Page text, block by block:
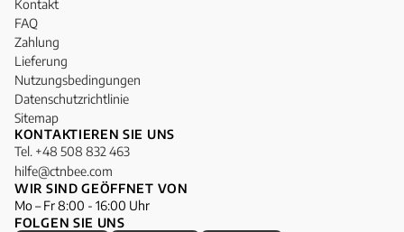
Kontakt
FAQ
Zahlung
Lieferung
Nutzungsbedingungen
Datenschutzrichtlinie
Sitemap
KONTAKTIEREN SIE UNS
Tel. +48 508 832 463
hilfe@ctnbee.com
WIR SIND GEÖFFNET VON
Mo – Fr 8:00 - 16:00 Uhr
FOLGEN SIE UNS